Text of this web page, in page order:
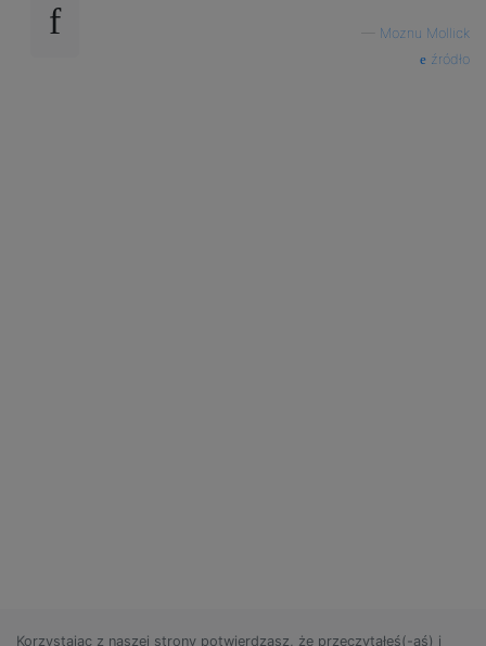
Moznu Mollick
źródło
Korzystając z naszej strony potwierdzasz, że przeczytałeś(-aś) i